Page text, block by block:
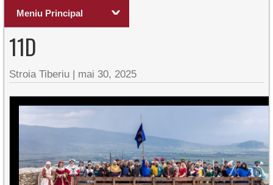
Meniu Principal
11D
Stroia Tiberiu | mai 30, 2025